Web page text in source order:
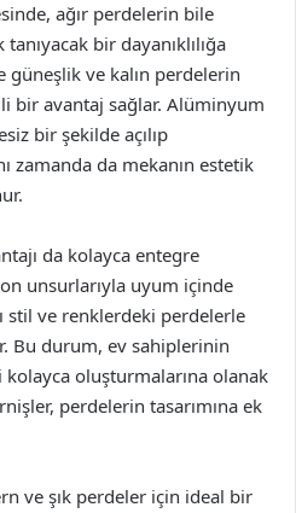
ağır perdelerin bile
bir dayanıklılığa
ve kalın perdelerin
bir avantaj sağlar. Alüminyum
bir şekilde açılıp
zamanda da mekanın estetik
da kolayca entegre
unsurlarıyla uyum içinde
stil ve renklerdeki perdelerle
Bu durum, ev sahiplerinin
oluşturmalarına olanak
perdelerin tasarımına ek
ve şık perdeler için ideal bir